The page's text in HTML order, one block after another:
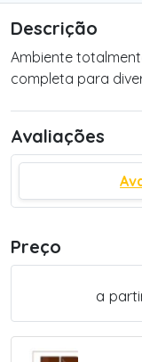
Descrição
Ambiente
completa para
Avaliações
Preço
a